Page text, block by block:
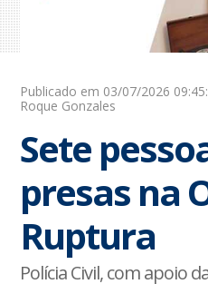
Publicado em 03/07/2026
Roque Gonzales
Sete
presas na
Ruptura
Polícia Civil, com apoio